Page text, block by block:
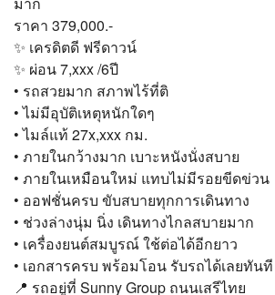
ราคา 379,000.-
✨ เครดิตดี ฟรีดาวน์
✨ ผ่อน 7,xxx /6ปี
• รถสวยมาก สภาพไร้ที่ติ
• ไม่มีอุบัติเหตุหนักใดๆ
• ไมล์แท้ 27x,xxx กม.
• ภายในกว้างมาก เบาะหนังนั่งสบาย
• ภายในเหมือนใหม่ แทบไม่มีรอยขีดข่วน
• ออฟชั่นครบ ขับสบายทุกการเดินทาง
• ช่วงล่างนุ่ม นิ่ง เดินทางไกลสบายมาก
• เครื่องยนต์สมบูรณ์ ใช้ต่อได้อีกยาว
• เอกสารครบ พร้อมโอน รับรถได้เลยทันที
📍 รถอยู่ที่ Sunny Group ถนนเสรีไทย